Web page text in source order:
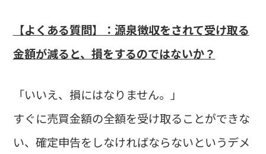
【よくある質問】：源泉徴収をされて受け取る
金額が減ると、損をするのではないか？
「いいえ、損にはなりません。」
すぐに売買金額の全額を受け取ることができな
い、確定申告をしなければならないというデメ